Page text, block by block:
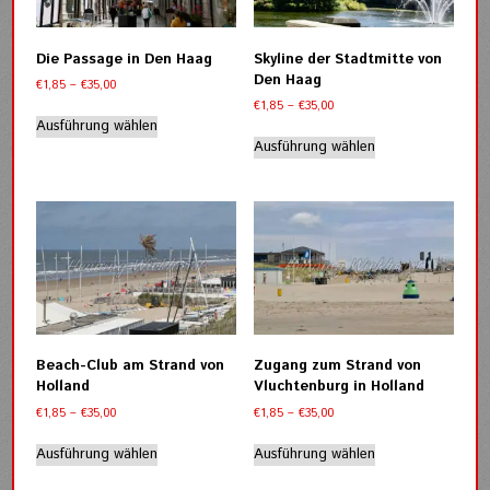
auf
Produktseite
der
gewählt
Die Passage in Den Haag
€1,85 –€35,00Preisspanne:
bis
€35,00
Ausführung wählen
Dieses
Produkt
Varianten
Die
Optionen
können
auf
der
gewählt
Skyline der Stadtmitte von
Den Haag
€1,85 – €35,00Preisspanne:
bis
€35,00
Ausführung wählen
Dieses
Produkt
mehrere
Die
Optionen
können
Produktseite
gewählt
Beach-Club am Strand von
Holland
€1,85 –€35,00Preisspanne:
bis
€35,00
Ausführung wählen
Zugang zum Strand von
Vluchtenburg in Holland
€1,85 – €35,00Preisspanne:
bis
€35,00
Ausführung wählenProdukt